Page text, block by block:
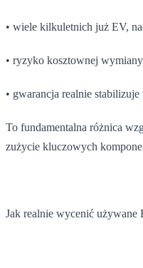
• wiele kilkuletnich już EV,
• ryzyko kosztownej
• gwarancja realnie
To fundamentalna różnica
zużycie kluczowych
Jak realnie wycenić używane